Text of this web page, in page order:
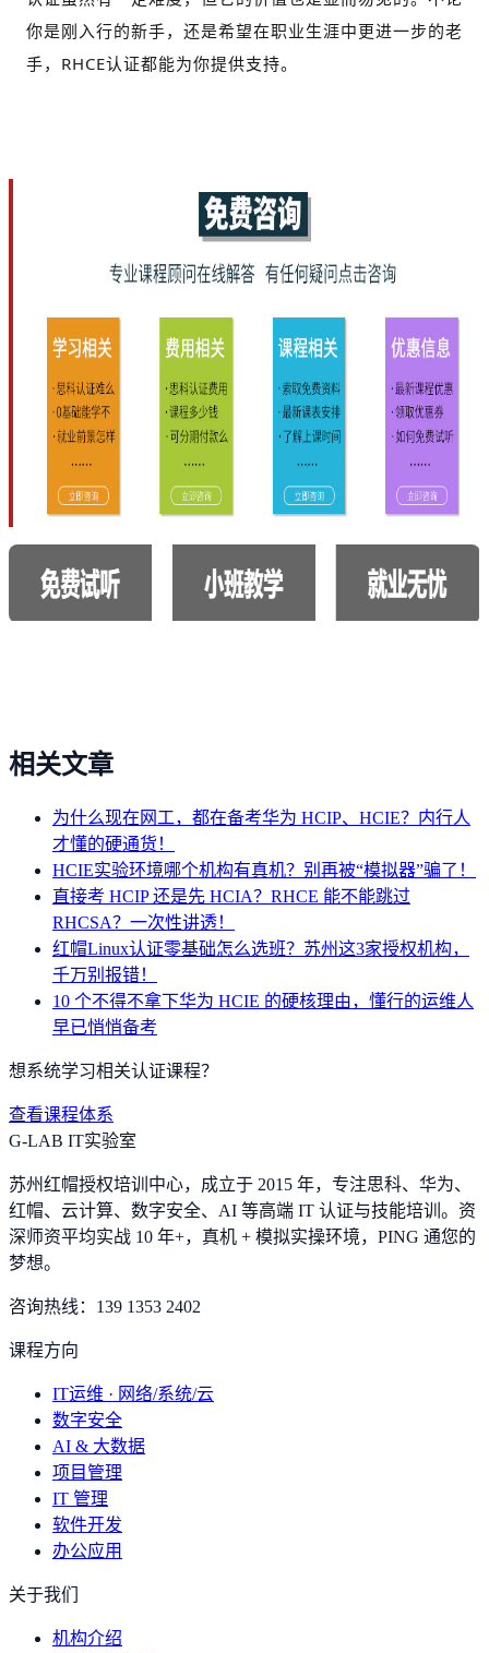
你是刚入行的新手，还是希望在职业生涯中更进一步的老
手，RHCE认证都能为你提供支持。
相关文章
为什么现在网工，都在备考华为 HCIP、HCIE？内行人
才懂的硬通货！
HCIE实验环境哪个机构有真机？别再被“模拟器”骗了！
直接考 HCIP 还是先 HCIA？RHCE 能不能跳过
RHCSA？一次性讲透！
红帽Linux认证零基础怎么选班？苏州这3家授权机构，
千万别报错！
10 个不得不拿下华为 HCIE 的硬核理由，懂行的运维人
早已悄悄备考
想系统学习相关认证课程？
查看课程体系
G-LAB IT实验室
苏州红帽授权培训中心，成立于 2015 年，专注思科、华为、
红帽、云计算、数字安全、AI 等高端 IT 认证与技能培训。资
深师资平均实战 10 年+，真机 + 模拟实操环境， PING 通您的
梦想。
咨询热线： 139 1353 2402
课程方向
IT运维 · 网络/系统/云
数字安全
AI & 大数据
项目管理
IT 管理
软件开发
办公应用
关于我们
机构介绍